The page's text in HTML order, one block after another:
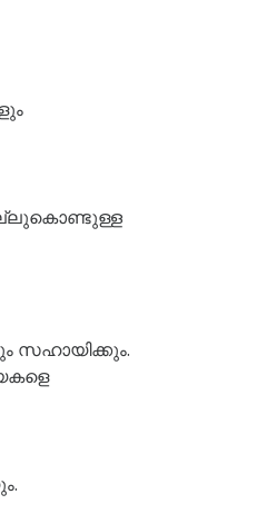
സഹായിക്കും.